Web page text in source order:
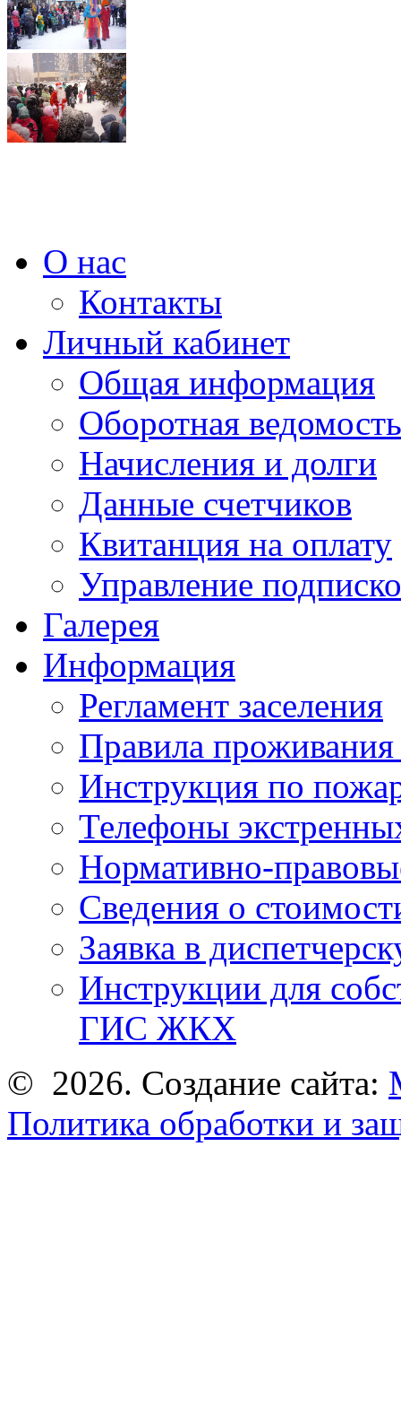
О нас
Контакты
Личный кабинет
Общая информация
Оборотная ведомость
Начисления и долги
Данные счетчиков
Квитанция на оплату
Управление
Галерея
Информация
Регламент заселения
Правила
Инструкция по
Телефоны
Нормативно-
Сведения о
Заявка в
Инструкции для
ГИС ЖКХ
© 2026. Создание сайта:
Политика обработки и